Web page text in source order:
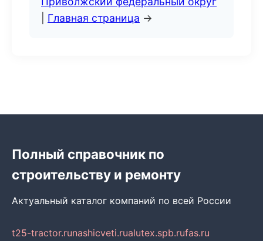
Главная страница →
Полный справочник по
строительству и ремонту
Актуальный каталог компаний по всей России
t25-tractor.runashicveti.rualutex.spb.rufas.ru